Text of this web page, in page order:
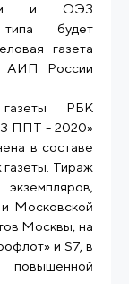
и ОЭЗ
типа будет
газета
АИП России
РБК
ППТ - 2020»
в составе
газеты. Тираж
Московской
Москвы, на
и S7, в